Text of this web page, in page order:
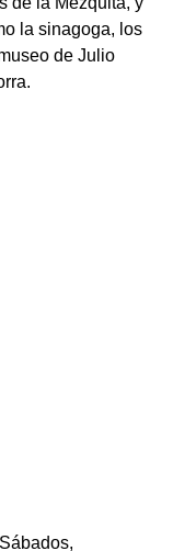
la sinagoga, los
de Julio